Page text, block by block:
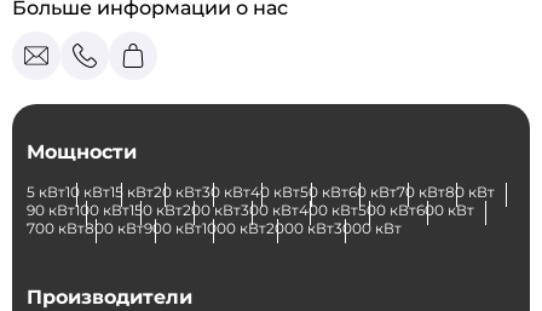
Больше информации о нас
Мощности
5 кВт10 кВт15 кВт20 кВт30 кВт40 кВт50 кВт60 кВт70 кВт80 кВт
90 кВт100 кВт150 кВт200 кВт300 кВт400 кВт500 кВт600 кВт
700 кВт800 кВт900 кВт1000 кВт2000 кВт3000 кВт
Производители